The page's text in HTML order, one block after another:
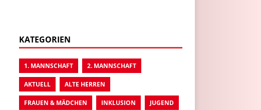
KATEGORIEN
1. MANNSCHAFT 2. MANNSCHAFT
AKTUELL ALTE HERREN
FRAUEN & MÄDCHEN INKLUSION JUGEND